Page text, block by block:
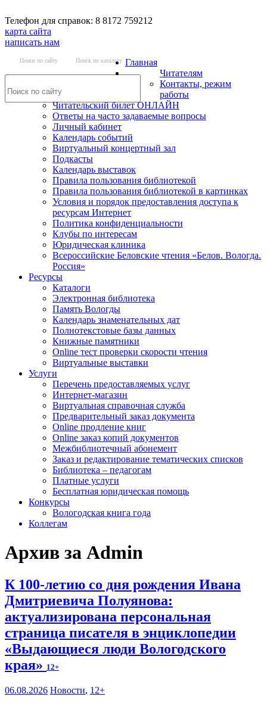
Телефон для справок: 8 8172 759212
карта сайта
написать нам
Поиск по сайту Поиск по каталогу Главная
Читателям
Контакты, режим
работы
Читательский билет ОНЛАЙН
Ответы на часто задаваемые вопросы
Личный кабинет
Календарь событий
Виртуальный концертный зал
Подкасты
Календарь выставок
Правила пользования библиотекой
Правила пользования библиотекой в картинках
Условия и порядок предоставления доступа к
ресурсам Интернет
Политика конфиденциальности
Клубы по интересам
Юридическая клиника
Всероссийские Беловские чтения «Белов. Вологда.
Россия»
Ресурсы
Каталоги
Электронная библиотека
Память Вологды
Календарь знаменательных дат
Полнотекстовые базы данных
Книжные памятники
Online тест проверки скорости чтения
Виртуальные выставки
Услуги
Перечень предоставляемых услуг
Интернет-магазин
Виртуальная справочная служба
Предварительный заказ документа
Online продление книг
Online заказ копий документов
Межбиблиотечный абонемент
Заказ и редактирование тематических списков
Библиотека – педагогам
Платные услуги
Бесплатная юридическая помощь
Конкурсы
Вологодская книга года
Коллегам
Архив за Admin
К 100-летию со дня рождения Ивана
Дмитриевича Полуянова:
актуализирована персональная
страница писателя в энциклопедии
«Выдающиеся люди Вологодского
края» 12+
06.08.2026 Новости, 12+